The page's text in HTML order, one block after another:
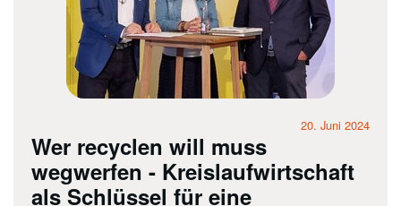
20. Juni 2024
Wer recyclen will muss
wegwerfen - Kreislaufwirtschaft
als Schlüssel für eine